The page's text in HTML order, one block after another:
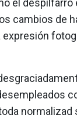
el despilfarro
cambios de